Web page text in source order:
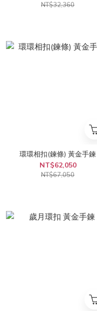
NT$32,360
環環相扣(鍊條) 黃金手鍊
NT$62,050
NT$67,050